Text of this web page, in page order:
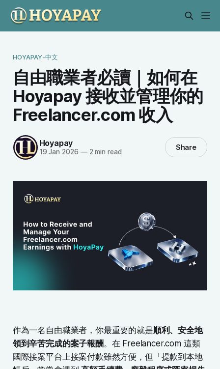
HOYAPAY-中文
自由職業者必讀｜如何在
Hoyapay 接收並管理你的
Freelancer.com 收入
Hoyapay
19 Jan 2026 —2 min read Share
作為一名自由職業者，你最重要的就是順利、安全地
領到辛苦完成的案子報酬。在 Freelancer.com 這類
國際接案平台上接案付款雖然方便，但「提款到本地